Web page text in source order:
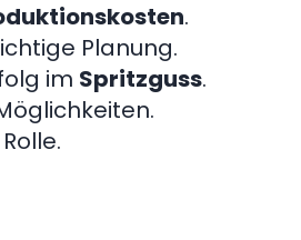
.
Planung.
im Spritzguss.